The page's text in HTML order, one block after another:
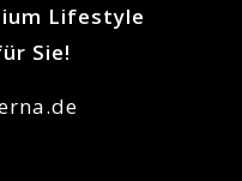
Lifestyle
Sie!